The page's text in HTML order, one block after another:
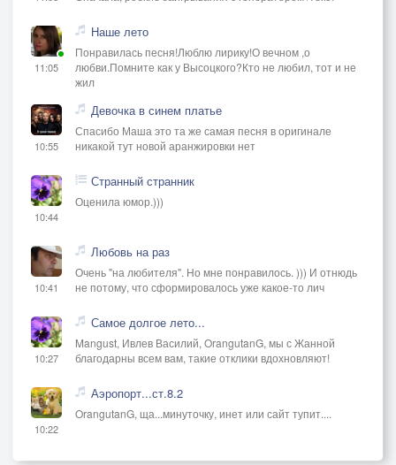
11:05
Наше лето
Понравилась песня!Люблю лирику!О вечном ,о
любви.Помните как у Высоцкого?Кто не любил, тот и не
жил
10:55
Девочка в синем платье
Спасибо Маша это та же самая песня в оригинале
никакой тут новой аранжировки нет
10:44
Странный странник
Оценила юмор.)))
10:41
Любовь на раз
Очень "на любителя". Но мне понравилось. ))) И отнюдь
не потому, что сформировалось уже какое-то лич
10:27
Самое долгое лето...
Mangust, Ивлев Василий, OrangutanG, мы с Жанной
благодарны всем вам, такие отклики вдохновляют!
10:22
Аэропорт...ст.8.2
OrangutanG, ща...минуточку, инет или сайт тупит....